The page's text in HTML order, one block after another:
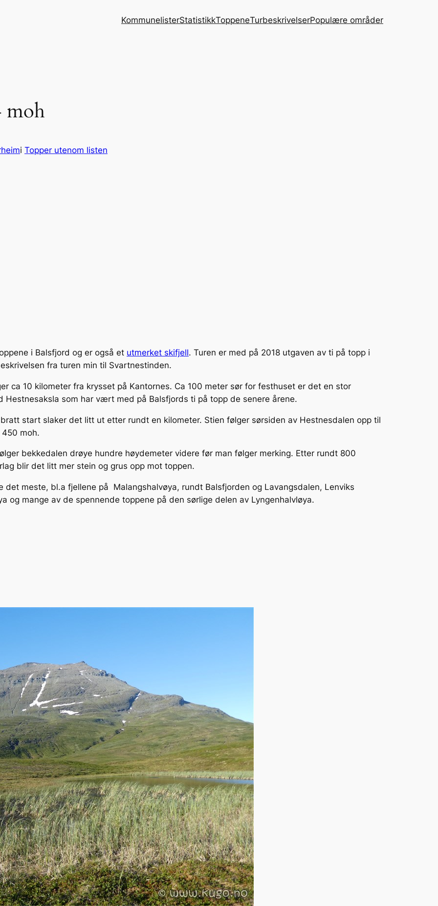
KommunelisterStatistikkToppeneTurbeskrivelserPopulære områder
moh
i Topper utenom listen
i Balsfjord og er også et utmerket skifjell. Turen er med på 2018 utgaven av ti på topp i
fra turen min til Svartnestinden.
ca 10 kilometer fra krysset på Kantornes. Ca 100 meter sør for festhuset er det en stor
Hestnesaksla som har vært med på Balsfjords ti på topp de senere årene.
start slaker det litt ut etter rundt en kilometer. Stien følger sørsiden av Hestnesdalen opp til
moh.
bekkedalen drøye hundre høydemeter videre før man følger merking. Etter rundt 800
blir det litt mer stein og grus opp mot toppen.
det meste, bl.a fjellene på Malangshalvøya, rundt Balsfjorden og Lavangsdalen, Lenviks
og mange av de spennende toppene på den sørlige delen av Lyngenhalvløya.